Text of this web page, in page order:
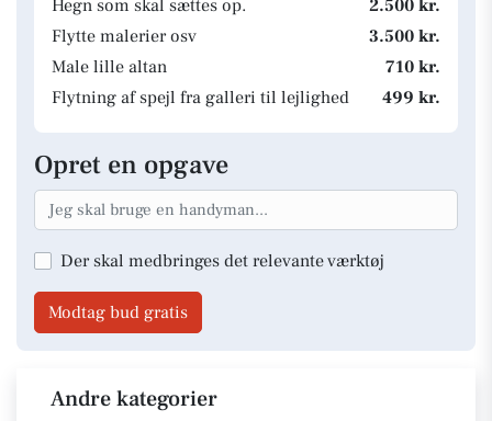
Hegn som skal sættes op.
2.500 kr.
Flytte malerier osv
3.500 kr.
Male lille altan
710 kr.
Flytning af spejl fra galleri til lejlighed
499 kr.
Opret en opgave
Der skal medbringes det relevante værktøj
Modtag bud gratis
Andre kategorier